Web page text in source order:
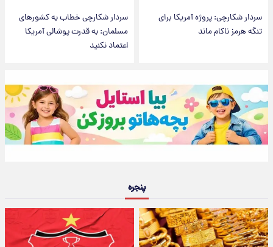
سردار شکارچی: پروژه آمریکا برای
تنگه هرمز ناکام ماند
سردار شکارچی خطاب به کشورهای
مسلمان: به قدرت پوشالی آمریکا
اعتماد نکنید
پنجره